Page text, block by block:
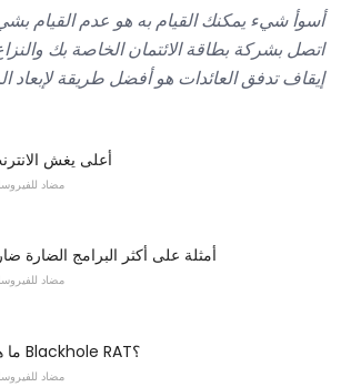
أسوأ شيء يمكنك القيام به هو عدم القيام
اتصل بشركة بطاقة الائتمان الخاصة بك
إيقاف تدفق العائدات هو أفضل طريقة لإبعاد
أعلى يغش
مضاد
أمثلة على أكثر البرامج الضارة
مضاد
ما هو Blackhole RAT؟
مضاد